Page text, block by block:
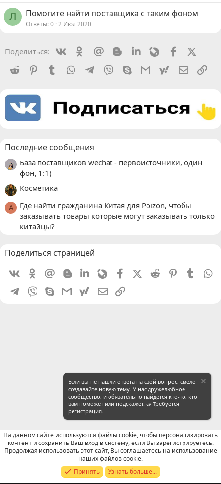
Л Помогите найти поставщика с таким фоном
Ответы 0 2 Июл 2020
Поделиться: VkontakteOdnoklassniki
Mail.ru BloggerLinkedinLivejournalFacebook
Reddit
PinterestTumblr WhatsAppTelegram
Viber SkypeGmailyahoomail
Последние сообщения
База поставщиков wechat - первоисточники, один
фон, 1:1)
Косметика
A
Где найти гражданина Китая для Poizon, чтобы
заказывать товары которые могут заказывать только
китайцы?
Поделиться страницей
VkontakteOdnoklassniki
Mail.ru BloggerLinkedin
LivejournalFacebookX (Twitter)
Reddit PinterestTumblr
Telegram
Viber SkypeGmailyahoomailЭлектронная почта
Russian (RU)
Если вы не нашли ответа на свой вопрос, смело
создавайте новую тему. У нас дружелюбное
сообщество, и обязательно найдется кто-то, кто
вам поможет или подскажет. 🤝 Требуется
регистрация.
На данном сайте используются файлы cookie, чтобы персонализировать
контент и сохранить Ваш вход в систему, если Вы зарегистрируетесь.
Продолжая использовать этот сайт, Вы соглашаетесь на использование
наших файлов cookie.
Принять
Узнать больше...